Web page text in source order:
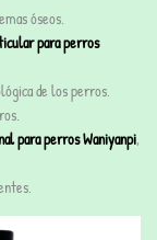
óseos.
para perros
de los perros.
para perros Waniyanpi,